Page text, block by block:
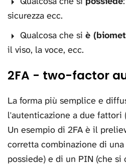
sicurezza ecc.
Qualcosa che si è
il viso, la voce, ecc.
2FA - two-factor
La forma più semplice e
l'autenticazione a due fattori
Un esempio di 2FA è il
corretta combinazione di
possiede) e di un PIN (che